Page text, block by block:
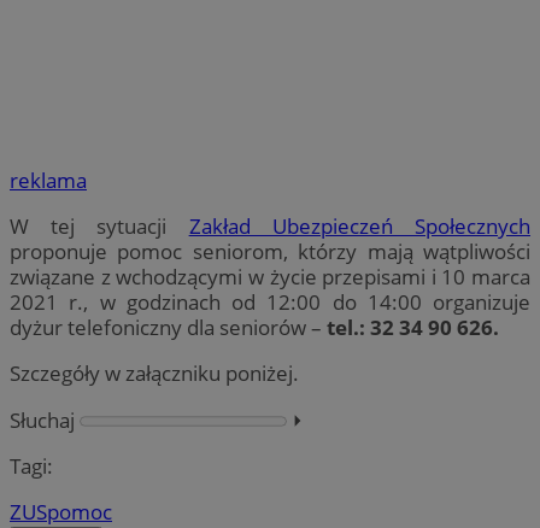
reklama
W tej sytuacji Zakład Ubezpieczeń Społecznych
proponuje pomoc seniorom, którzy mają wątpliwości
związane z wchodzącymi w życie przepisami i 10 marca
2021 r., w godzinach od 12:00 do 14:00 organizuje
dyżur telefoniczny dla seniorów – tel.: 32 34 90 626.
Szczegóły w załączniku poniżej.
Słuchaj
⏵︎
Tagi:
ZUSpomoc